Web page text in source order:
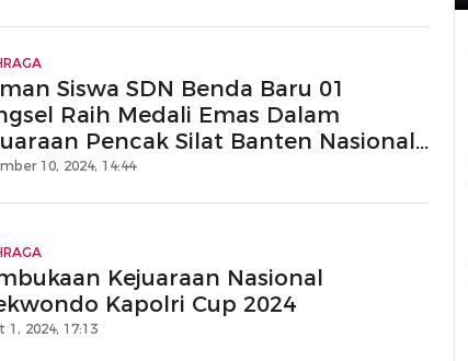
Siswa SDN Benda Baru 01
Raih Medali Emas Dalam
Pencak Silat Banten Nasional
Cup 2024
10, 2024, 14:44
Kejuaraan Nasional
Kapolri Cup 2024
1, 2024, 17:13